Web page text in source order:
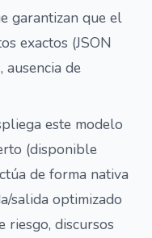
garantizan que el
exactos (JSON
ausencia de
este modelo
(disponible
de forma nativa
salida optimizado
riesgo, discursos